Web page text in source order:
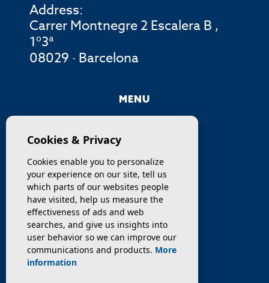
Address:
Carrer Montnegre 2 Escalera B ,
1º3ª
08029 · Barcelona
MENU
PROPERTIES
SERVICES
SELL / TRANSFER
NEWS
Cookies & Privacy
Cookies enable you to personalize
your experience on our site, tell us
which parts of our websites people
have visited, help us measure the
effectiveness of ads and web
searches, and give us insights into
user behavior so we can improve our
communications and products. More
information